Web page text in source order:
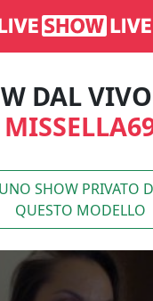
DAL
SHOW PRIVATO
QUESTO MODELLO